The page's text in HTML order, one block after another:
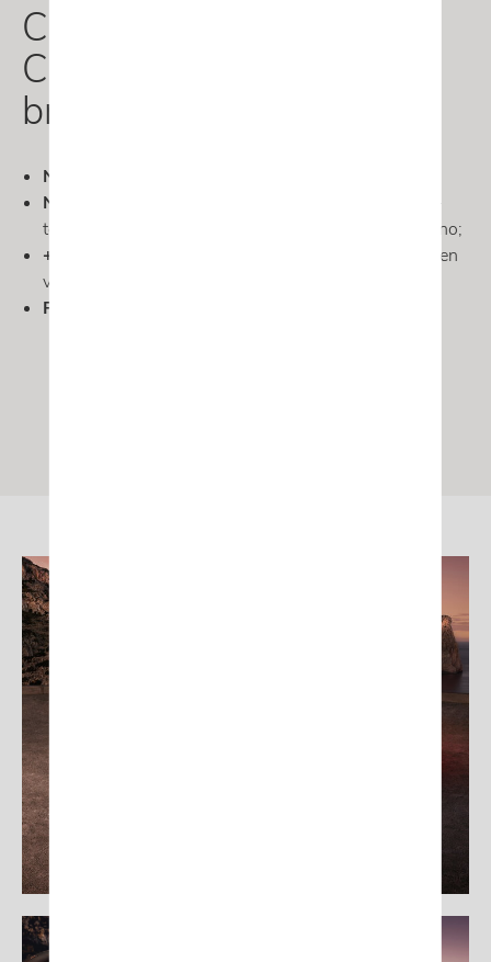
CUPRA Formentor et
CUPRA Leon (2024) en
bref :
Nouveau langage stylistique de la marque;
Nouveau moteur à essence développant 333 ch
technologie de répartiteur de couple et freins Akebono;
+ de 100 km d'autonomie
en mode tout électrique en
version hybride;
PROCHAINEMENT